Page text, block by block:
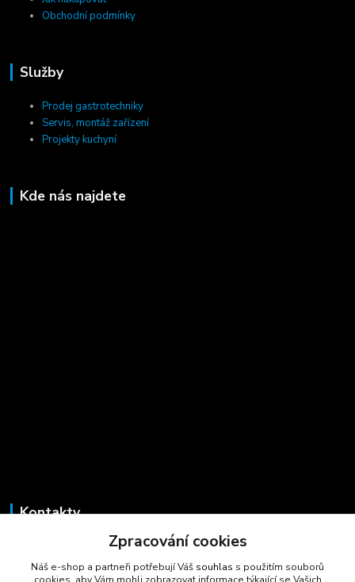
Obchodní podmínky
Služby
Prodej gastrotechniky
Servis, montáž zařízení
Projekty kuchyní
Kde nás najdete
Kontakty
+420 723 725 881
(Po-Pá, 8-16 hod.)
Zpracování cookies
Náš e-shop a partneři potřebují Váš souhlas s použitím souborů